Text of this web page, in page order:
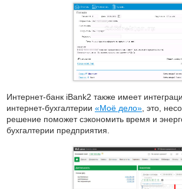
Интернет-банк iBank2 также имеет
интернет-бухгалтерии «Моё дело», это,
решение поможет сэкономить время и
бухгалтерии предприятия.